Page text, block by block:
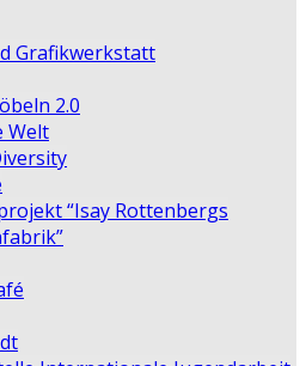
Grafikwerkstatt
2.0
Welt
“Isay Rottenbergs